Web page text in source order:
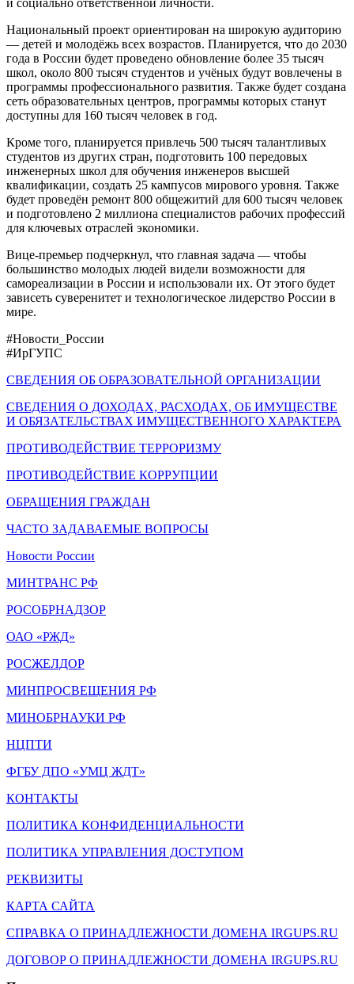
Национальный проект ориентирован на широкую аудиторию
— детей и молодёжь всех возрастов. Планируется, что до 2030
года в России будет проведено обновление более 35 тысяч
школ, около 800 тысяч студентов и учёных будут вовлечены в
программы профессионального развития. Также будет создана
сеть образовательных центров, программы которых станут
доступны для 160 тысяч человек в год.
Кроме того, планируется привлечь 500 тысяч талантливых
студентов из других стран, подготовить 100 передовых
инженерных школ для обучения инженеров высшей
квалификации, создать 25 кампусов мирового уровня. Также
будет проведён ремонт 800 общежитий для 600 тысяч человек
и подготовлено 2 миллиона специалистов рабочих профессий
для ключевых отраслей экономики.
Вице-премьер подчеркнул, что главная задача — чтобы
большинство молодых людей видели возможности для
самореализации в России и использовали их. От этого будет
зависеть суверенитет и технологическое лидерство России в
мире.
#Новости_России
#ИрГУПС
СВЕДЕНИЯ ОБ ОБРАЗОВАТЕЛЬНОЙ ОРГАНИЗАЦИИ
СВЕДЕНИЯ О ДОХОДАХ, РАСХОДАХ, ОБ ИМУЩЕСТВЕ
И ОБЯЗАТЕЛЬСТВАХ ИМУЩЕСТВЕННОГО ХАРАКТЕРА
ПРОТИВОДЕЙСТВИЕ ТЕРРОРИЗМУ
ПРОТИВОДЕЙСТВИЕ КОРРУПЦИИ
ОБРАЩЕНИЯ ГРАЖДАН
ЧАСТО ЗАДАВАЕМЫЕ ВОПРОСЫ
Новости России
МИНТРАНС РФ
РОСОБРНАДЗОР
ОАО «РЖД»
РОСЖЕЛДОР
МИНПРОСВЕЩЕНИЯ РФ
МИНОБРНАУКИ РФ
НЦПТИ
ФГБУ ДПО «УМЦ ЖДТ»
КОНТАКТЫ
ПОЛИТИКА КОНФИДЕНЦИАЛЬНОСТИ
ПОЛИТИКА УПРАВЛЕНИЯ ДОСТУПОМ
РЕКВИЗИТЫ
КАРТА САЙТА
СПРАВКА О ПРИНАДЛЕЖНОСТИ ДОМЕНА IRGUPS.RU
ДОГОВОР О ПРИНАДЛЕЖНОСТИ ДОМЕНА IRGUPS.RU